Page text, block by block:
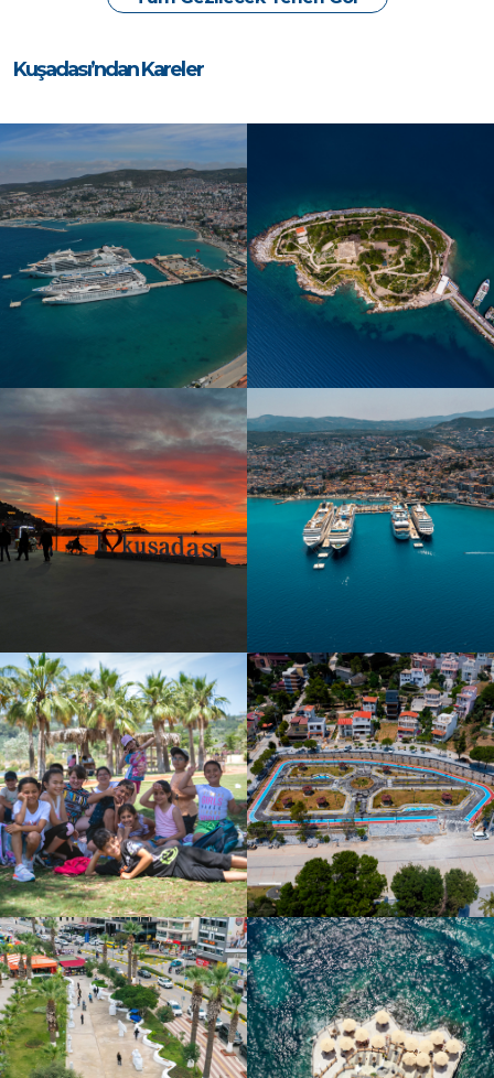
Kuşadası’ndan Kareler